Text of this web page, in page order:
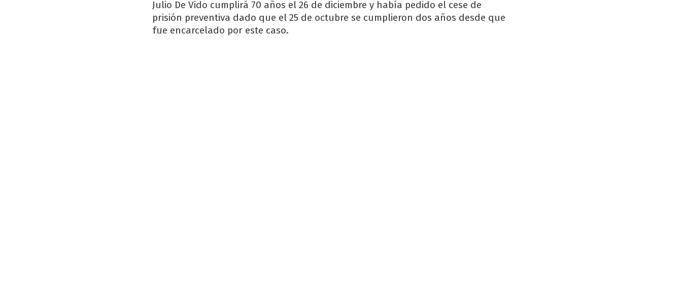
Julio De Vido cumplirá 70 años el 26 de diciembre y había pedido el cese de
prisión preventiva dado que el 25 de octubre se cumplieron dos años desde que
fue encarcelado por este caso.